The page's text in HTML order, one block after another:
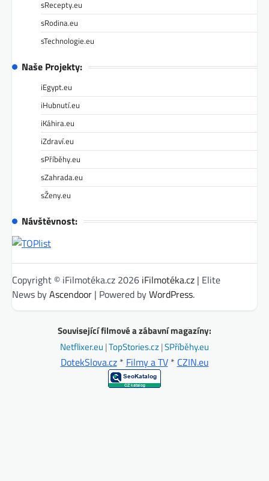
sRecepty.eu
sRodina.eu
sTechnologie.eu
Naše Projekty:
iEgypt.eu
iHubnutí.eu
iKáhira.eu
iZdraví.eu
sPříběhy.eu
sZahrada.eu
sŽeny.eu
Návštěvnost:
Copyright © iFilmotéka.cz 2026 iFilmotéka.cz | Elite
News byAscendoor | Powered byWordPress.
Související filmové a zábavní magazíny:
Netflixer.eu |TopStories.cz|SPříběhy.eu
DotekSlova.cz* Filmy a TV* CZIN.eu